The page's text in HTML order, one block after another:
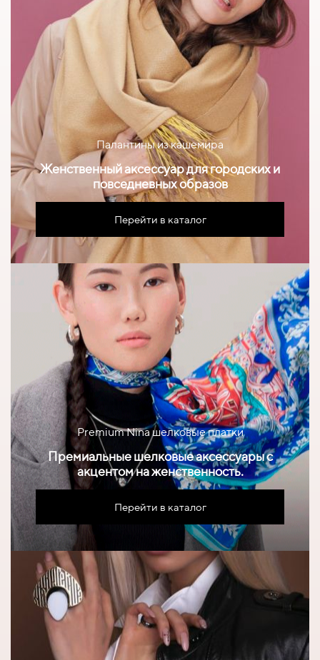
Палантины из кашемира
Женственный аксессуар для городских и
повседневных образов
Перейти в каталог
Premium Nina шелковые платки
Премиальные шелковые аксессуары с
акцентом на женственность.
Перейти в каталог